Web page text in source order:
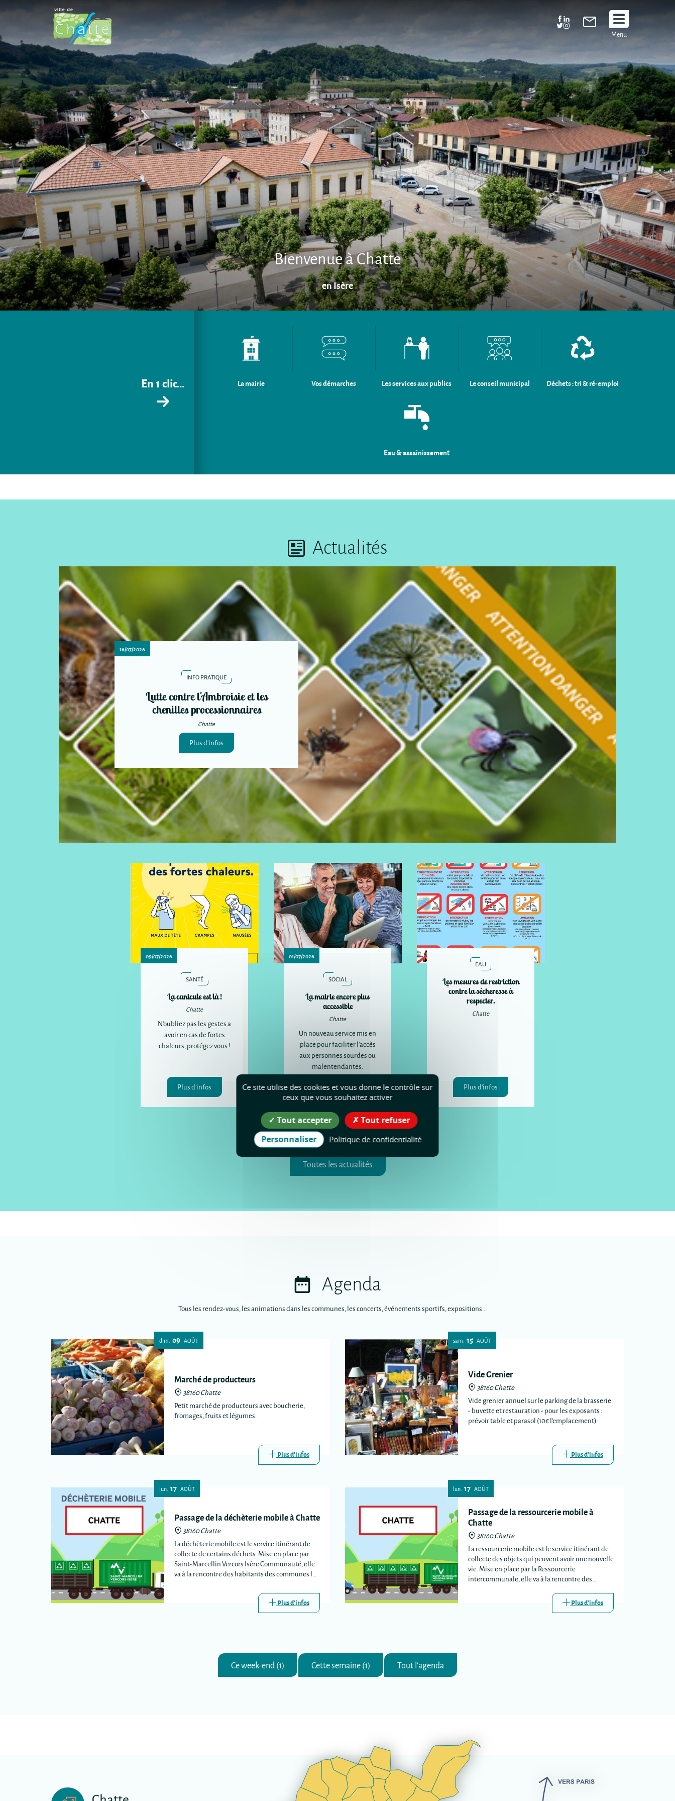
Suivez Menu
Bienvenue à Chatte
en Isère
En 1 clic... La mairie Vos démarches Les services aux publics Le conseil municipal Déchets : tri & ré-emploi
Eau & assainissement
Actualités
16/07/2026
INFO PRATIQUE
Lutte contre l'Ambroisie et les
chenilles processionnaires
Chatte
Plus d'infos
09/07/2026
SANTÉ
La canicule est là !
Chatte
N'oubliez pas les gestes a
avoir en cas de fortes
chaleurs, protégez vous !
Plus d'infos
01/07/2026
SOCIAL
La mairie encore plus
accessible
Chatte
Un nouveau service mis en
place pour faciliter l'accès
aux personnes sourdes ou
malentendantes.
Plus d'infos
EAU
Les mesures de restriction
contre la sécheresse à
respecter.
Chatte
Plus d'infos
Toutes les actualités
Agenda
Tous les rendez-vous, les animations dans les communes, les concerts, événements sportifs, expositions...
dim. 09 AOÛT
Marché de producteurs
38160 Chatte
Petit marché de producteurs avec boucherie,
fromages, fruits et légumes.
Plus d'infos
sam. 15 AOÛT
Vide Grenier
38160 Chatte
Vide grenier annuel sur le parking de la brasserie
- buvette et restauration - pour les exposants :
prévoir table et parasol (10€ l'emplacement)
Plus d'infos
lun. 17 AOÛT
Passage de la déchèterie mobile à Chatte
38160 Chatte
La déchèterie mobile est le service itinérant de
collecte de certains déchets. Mise en place par
Saint-Marcellin Vercors Isère Communauté, elle
va à la rencontre des habitants des communes les
Plus d'infos
lun. 17 AOÛT
Passage de la ressourcerie mobile à
Chatte
38160 Chatte
La ressourcerie mobile est le service itinérant de
collecte des objets qui peuvent avoir une nouvelle
vie. Mise en place par la Ressourcerie
intercommunale, elle va à la rencontre des
Plus d'infos
Ce week-end (1) Cette semaine (1) Tout l'agenda
Panneau de gestion des cookies
Ce site utilise des cookies et vous donne le contrôle sur
ceux que vous souhaitez activer
Tout accepter
Tout refuser
Personnaliser
Politique de confidentialité